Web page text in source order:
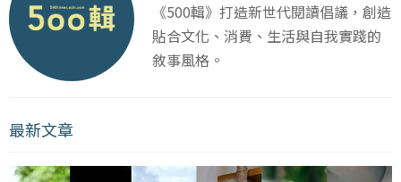
《500輯》打造新世代閱讀倡議，創造
貼合文化、消費、生活與自我實踐的
敘事風格。
最新文章